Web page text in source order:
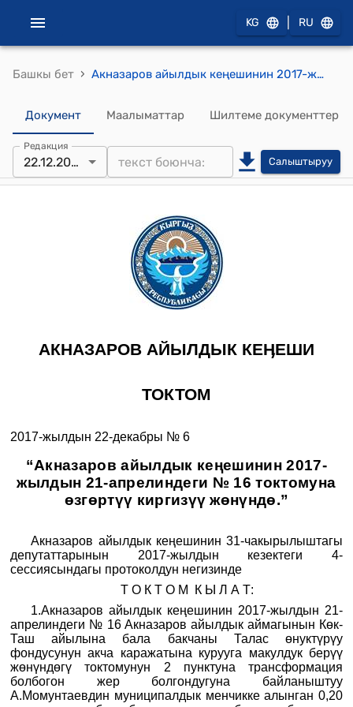
KG RU
Башкы бет › Акназаров айылдык кеңешинин 2017-жылдын 22-декабрындагы № 6 “Акназаров айылдык кеңешинин 2017-жылдын 21-апрелиндеги № 16 токтомуна өзгөртүү киргизүү жөнүндө.” токтому
Документ Маалыматтар Шилтеме документтер
Редакция
22.12.2017 Салыштыруу